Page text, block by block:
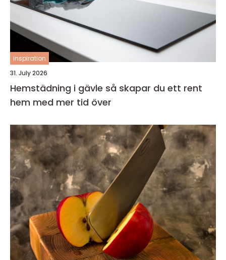
inspiration
31. July 2026
Hemstädning i gävle så skapar du ett rent
hem med mer tid över